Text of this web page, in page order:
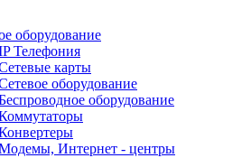
оборудование
Телефония
карты
оборудование
оборудование
Интернет - центры